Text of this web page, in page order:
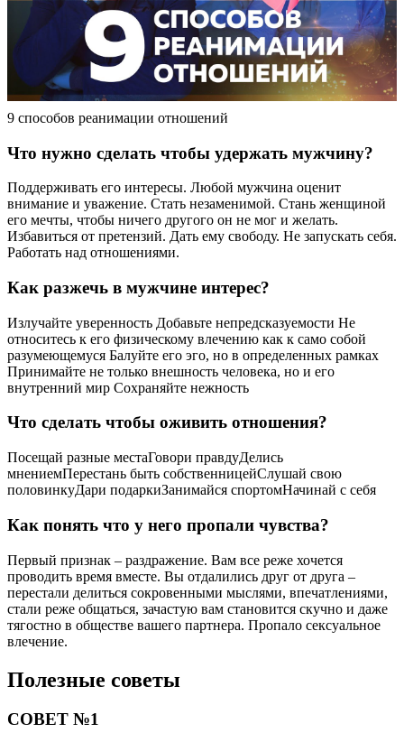
9 способов реанимации отношений
Что нужно сделать чтобы удержать мужчину?
Поддерживать его интересы. Любой мужчина оценит
внимание и уважение. Стать незаменимой. Стань женщиной
его мечты, чтобы ничего другого он не мог и желать.
Избавиться от претензий. Дать ему свободу. Не запускать себя.
Работать над отношениями.
Как разжечь в мужчине интерес?
Излучайте уверенность Добавьте непредсказуемости Не
относитесь к его физическому влечению как к само собой
разумеющемуся Балуйте его эго, но в определенных рамках
Принимайте не только внешность человека, но и его
внутренний мир Сохраняйте нежность
Что сделать чтобы оживить отношения?
Посещай разные местаГовори правдуДелись
мнениемПерестань быть собственницейСлушай свою
половинкуДари подаркиЗанимайся спортомНачинай с себя
Как понять что у него пропали чувства?
Первый признак – раздражение. Вам все реже хочется
проводить время вместе. Вы отдалились друг от друга –
перестали делиться сокровенными мыслями, впечатлениями,
стали реже общаться, зачастую вам становится скучно и даже
тягостно в обществе вашего партнера. Пропало сексуальное
влечение.
Полезные советы
СОВЕТ №1